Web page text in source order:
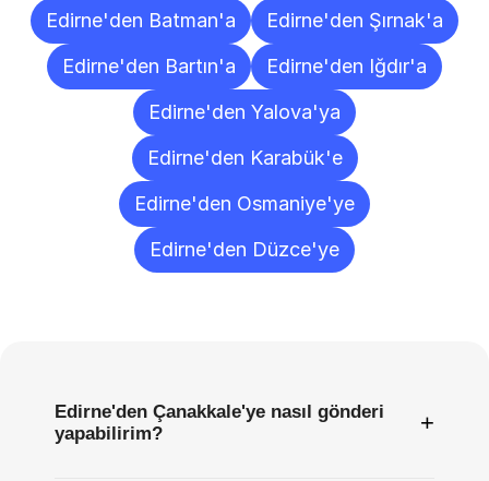
Edirne'den Batman'a
Edirne'den Şırnak'a
Edirne'den Bartın'a
Edirne'den Iğdır'a
Edirne'den Yalova'ya
Edirne'den Karabük'e
Edirne'den Osmaniye'ye
Edirne'den Düzce'ye
Edirne'den Çanakkale'ye nasıl gönderi
yapabilirim?
+